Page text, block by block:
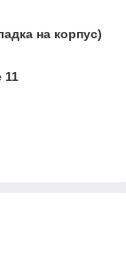
на корпус)
11